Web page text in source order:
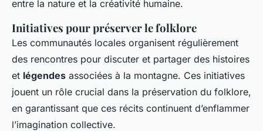
entre la nature et la créativité humaine.
Initiatives pour préserver le folklore
Les communautés locales organisent régulièrement
des rencontres pour discuter et partager des histoires
et légendes associées à la montagne. Ces initiatives
jouent un rôle crucial dans la préservation du folklore,
en garantissant que ces récits continuent d’enflammer
l’imagination collective.